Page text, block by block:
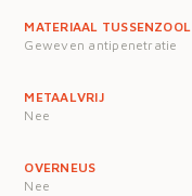
MATERIAAL TUSSENZOOL
Geweven antipenetratie
METAALVRIJ
Nee
OVERNEUS
Nee